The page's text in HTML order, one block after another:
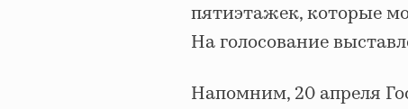
пятиэтажек, которые
На голосование
Напомним, 20 апреля